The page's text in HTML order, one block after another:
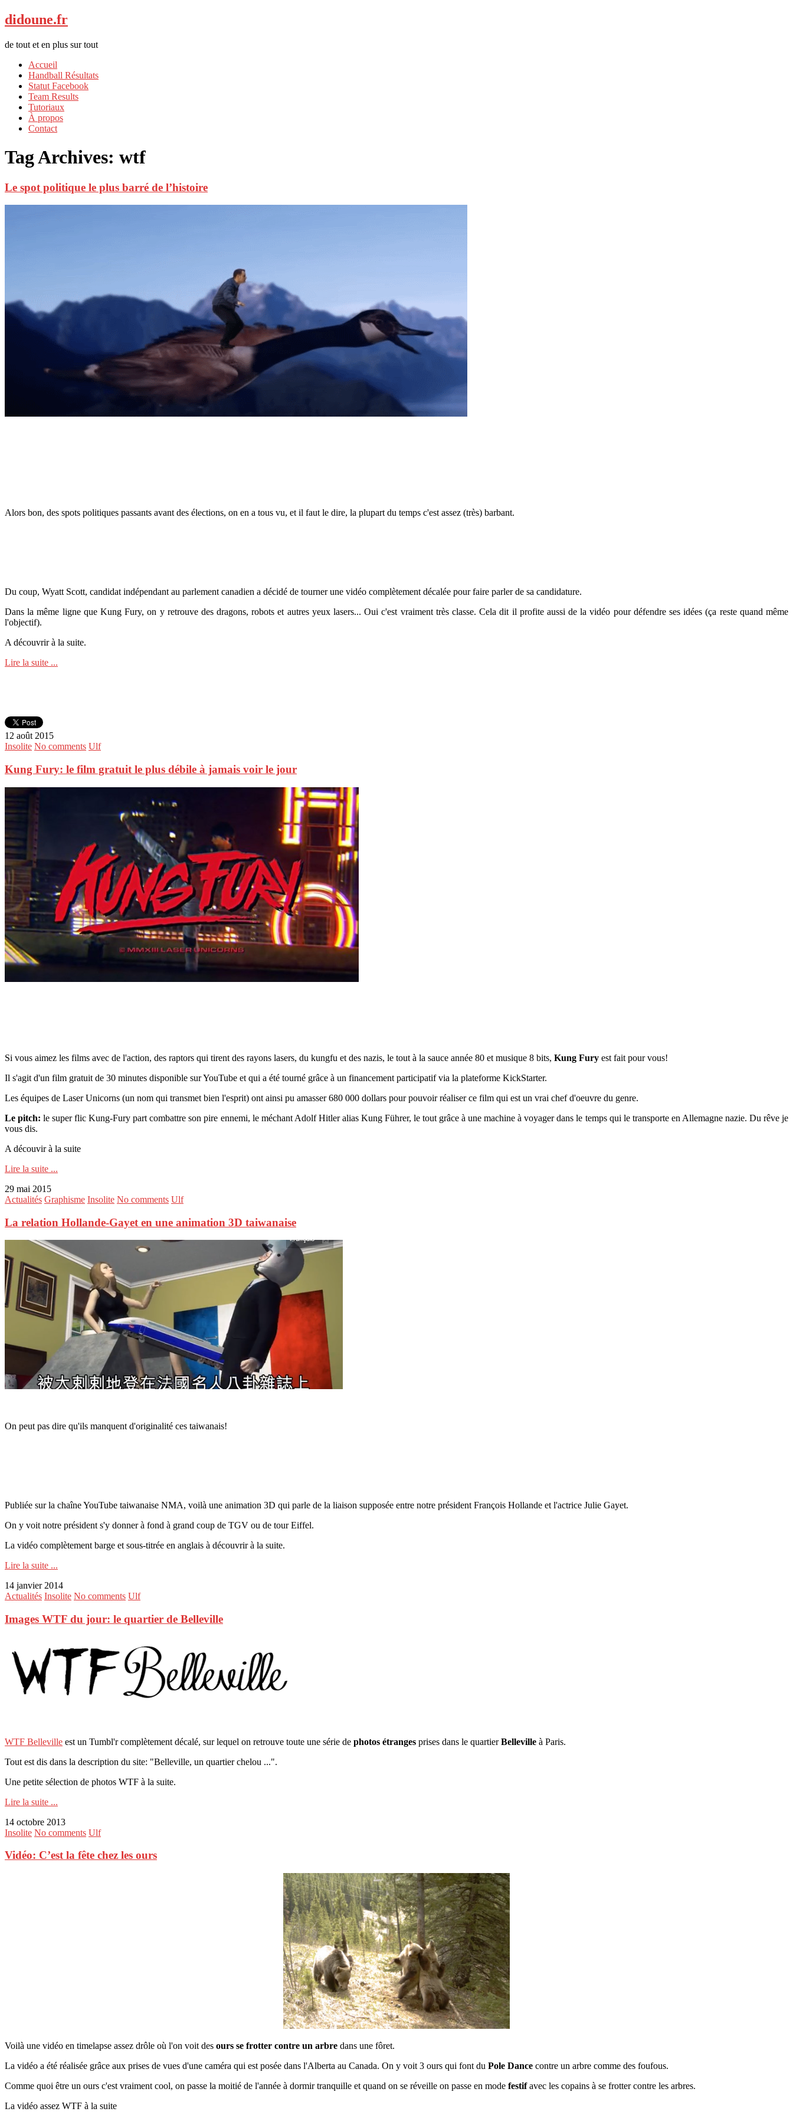
didoune.fr
de tout et en plus sur tout
Accueil
Handball Résultats
Statut Facebook
Team Results
Tutoriaux
À propos
Contact
Tag Archives: wtf
Le spot politique le plus barré de l’histoire
Alors bon, des spots politiques passants avant des élections, on en a tous vu, et il faut le dire, la plupart du temps c'est assez (très) barbant.
Du coup, Wyatt Scott, candidat indépendant au parlement canadien a décidé de tourner une vidéo complètement décalée pour faire parler de sa candidature.
Dans la même ligne que Kung Fury, on y retrouve des dragons, robots et autres yeux lasers... Oui c'est vraiment très classe. Cela dit il profite aussi de la vidéo pour défendre ses idées (ça reste quand même
l'objectif).
A découvrir à la suite.
Lire la suite ...
12 août 2015
Insolite No comments Ulf
Kung Fury: le film gratuit le plus débile à jamais voir le jour
Si vous aimez les films avec de l'action, des raptors qui tirent des rayons lasers, du kungfu et des nazis, le tout à la sauce année 80 et musique 8 bits, Kung Fury est fait pour vous!
Il s'agit d'un film gratuit de 30 minutes disponible sur YouTube et qui a été tourné grâce à un financement participatif via la plateforme KickStarter.
Les équipes de Laser Unicorns (un nom qui transmet bien l'esprit) ont ainsi pu amasser 680 000 dollars pour pouvoir réaliser ce film qui est un vrai chef d'oeuvre du genre.
Le pitch: le super flic Kung-Fury part combattre son pire ennemi, le méchant Adolf Hitler alias Kung Führer, le tout grâce à une machine à voyager dans le temps qui le transporte en Allemagne nazie. Du rêve je
vous dis.
A découvir à la suite
Lire la suite ...
29 mai 2015
Actualités Graphisme Insolite No comments Ulf
La relation Hollande-Gayet en une animation 3D taiwanaise
On peut pas dire qu'ils manquent d'originalité ces taiwanais!
Publiée sur la chaîne YouTube taiwanaise NMA, voilà une animation 3D qui parle de la liaison supposée entre notre président François Hollande et l'actrice Julie Gayet.
On y voit notre président s'y donner à fond à grand coup de TGV ou de tour Eiffel.
La vidéo complètement barge et sous-titrée en anglais à découvrir à la suite.
Lire la suite ...
14 janvier 2014
Actualités Insolite No comments Ulf
Images WTF du jour: le quartier de Belleville
WTF Belleville est un Tumbl'r complètement décalé, sur lequel on retrouve toute une série de photos étranges prises dans le quartierBelleville à Paris.
Tout est dis dans la description du site: "Belleville, un quartier chelou ...".
Une petite sélection de photos WTF à la suite.
Lire la suite ...
14 octobre 2013
Insolite No comments Ulf
Vidéo: C’est la fête chez les ours
Voilà une vidéo en timelapse assez drôle où l'on voit des ours se frotter contre un arbre dans une fôret.
La vidéo a été réalisée grâce aux prises de vues d'une caméra qui est posée dans l'Alberta au Canada. On y voit 3 ours qui font du Pole Dance contre un arbre comme des foufous.
Comme quoi être un ours c'est vraiment cool, on passe la moitié de l'année à dormir tranquille et quand on se réveille on passe en mode festifavec les copains à se frotter contre les arbres.
La vidéo assez WTF à la suite